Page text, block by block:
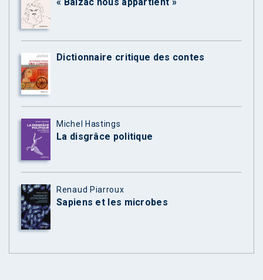
Dictionnaire critique des contes
Michel Hastings
La disgrâce politique
Renaud Piarroux
Sapiens et les microbes